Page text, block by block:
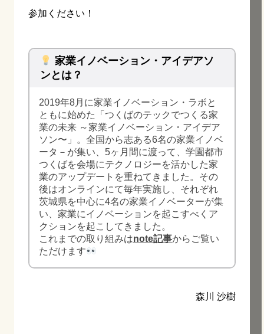
参加ください！
家業イノベーション・アイデアソ
ンとは？
2019年8月に家業イノベーション・ラボと
ともに始めた「つくばのテックでつくる家
業の未来 ～家業イノベーション・アイデア
ソン〜」。全国から志ある6名の家業イノベ
ータ－が集い、5ヶ月間に渡って、学園都市
つくばを会場にテクノロジーを活かした家
業のアップデートを重ねてきました。その
後はオンラインにて毎年実施し、それぞれ
茨城県を中心に4名の家業イノベーターが集
い、家業にイノベーションを起こすべくア
クションを起こしてきました。
これまでの取り組みはnote記事からご覧い
ただけます
森川 沙樹